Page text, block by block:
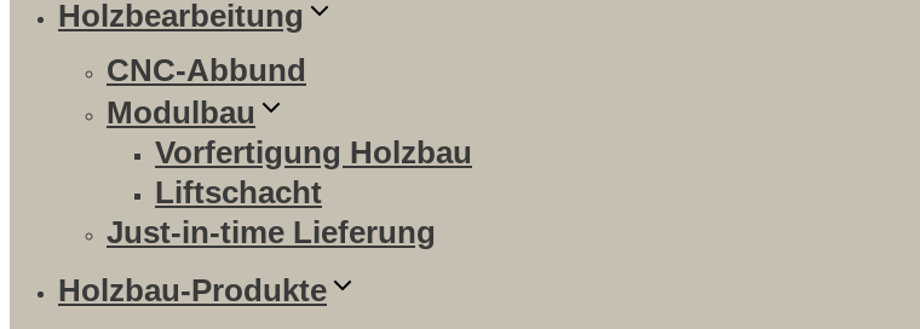
Holzbearbeitung
CNC-Abbund
Modulbau
Vorfertigung Holzbau
Liftschacht
Just-in-time Lieferung
Holzbau-Produkte